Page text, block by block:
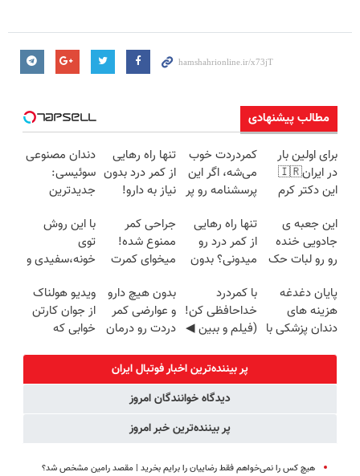
مطالب پیشنهادی
برای اولین بار
در ایران🇮🇷
این دکتر کرم
روزه ساخت!
کمردردت خوب
می‌شه، اگر این
پرسشنامه رو پر
تنها راه رهایی
از کمر درد بدون
نیاز به دارو!
دندان مصنوعی
سوئیسی:
جدیدترین
سبک و مقاوم |
پرداخت قسطی
این جعبه ی
جادویی خنده
رو رو لبات حک
خرید40%تخفیف
تنها راه رهایی
از کمر درد رو
میدونی؟ بدون
(◂پرسش‌نامه)
جراحی کمر
ممنوع شده!
میخوای کمرت
درمان کنی؟
((پرسش‌نامه))
با این روش
توی
خونه،سفیدی و
برگردون
(40%off)
پایان دغدغه
هزینه های
دندان پزشکی با
با کمردرد
خداحافظی کن!
(فیلم و ببین ◀
پرکن)
بدون هیچ دارو
و عوارضی کمر
دردت رو درمان
(پرسش‌نامه)
ویدیو هولناک
از جوان کارتن
خوابی که
پر بیننده‌ترین اخبار فوتبال ايران
دیدگاه خوانندگان امروز
پر بیننده‌ترین خبر امروز
هیچ کس را نمی‌خواهم فقط رضاییان را برایم بخرید | مقصد رامین مشخص شد؟